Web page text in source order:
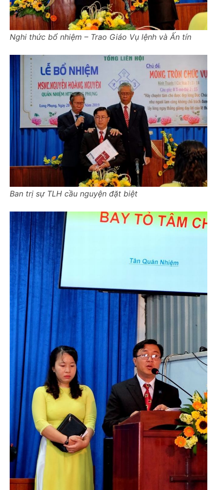
Nghi thức bổ nhiệm – Trao Giáo Vụ lệnh và Ấn tín
Ban trị sự TLH cầu nguyện đặt biệt